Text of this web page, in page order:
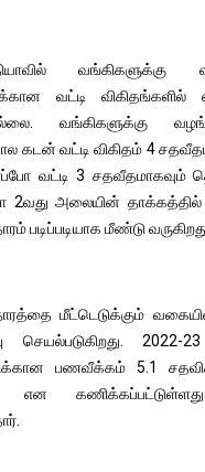
வங்கிகளுக்கு
வட்டி விகிதங்களில்
வங்கிகளுக்கு
கடன் வட்டி விகிதம் 4
வட்டி 3 சதவீதமாகவும்
அலையின் தாக்கத்தில்
படிப்படியாக மீண்டு
மீட்டெடுக்கும்
செயல்படுகிறது. 2022-
பணவீக்கம் 5.1
என